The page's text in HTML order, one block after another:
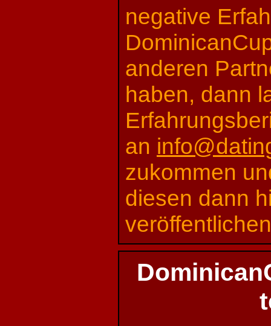
negative
anderen
haben, dann
an
zukommen
diesen dann